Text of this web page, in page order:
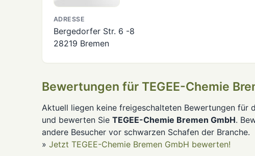
ADRESSE
Bergedorfer Str. 6 -8
28219 Bremen
Bewertungen für TEGEE-Chemie
Aktuell liegen keine freigeschalteten Bewertungen für
und bewerten Sie TEGEE-Chemie Bremen GmbH.
andere Besucher vor schwarzen Schafen der Branche.
» Jetzt TEGEE-Chemie Bremen GmbH bewerten!